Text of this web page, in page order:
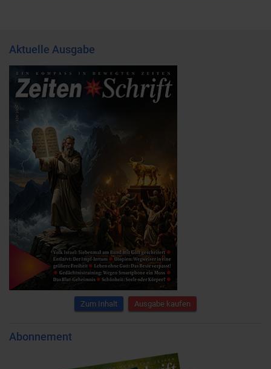
Aktuelle Ausgabe
Zum Inhalt Ausgabe kaufen
Abonnement